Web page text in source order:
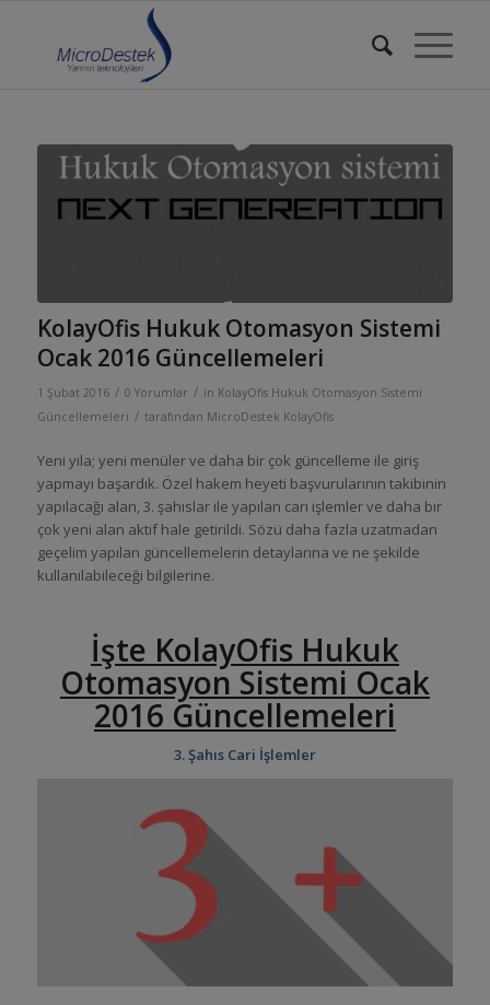
KolayOfis Hukuk Otomasyon Sistemi
Ocak 2016 Güncellemeleri
1 Şubat 2016 / 0 Yorumlar / in KolayOfis Hukuk Otomasyon Sistemi
Güncellemeleri / tarafından MicroDestek KolayOfis
Yeni yıla; yeni menüler ve daha bir çok güncelleme ile giriş
yapmayı başardık. Özel hakem heyeti başvurularının takibinin
yapılacağı alan, 3. şahıslar ile yapılan cari işlemler ve daha bir
çok yeni alan aktif hale getirildi. Sözü daha fazla uzatmadan
geçelim yapılan güncellemelerin detaylarına ve ne şekilde
kullanılabileceği bilgilerine.
İşte KolayOfis Hukuk
Otomasyon Sistemi Ocak
2016 Güncellemeleri
3. Şahıs Cari İşlemler